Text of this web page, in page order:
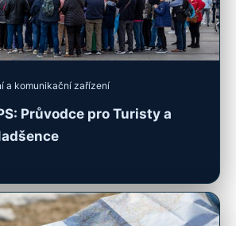
a komunikační zařízení
Průvodce pro Turisty a